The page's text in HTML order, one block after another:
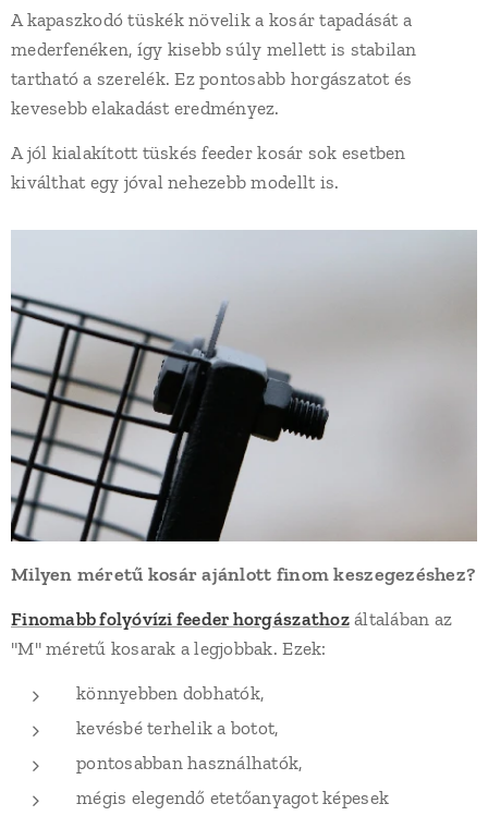
A kapaszkodó tüskék növelik a kosár tapadását a
mederfenéken, így kisebb súly mellett is stabilan
tartható a szerelék. Ez pontosabb horgászatot és
kevesebb elakadást eredményez.
A jól kialakított tüskés feeder kosár sok esetben
kiválthat egy jóval nehezebb modellt is.
Milyen méretű kosár ajánlott finom keszegezéshez?
Finomabb folyóvízi feeder horgászathozáltalában az
"M" méretű kosarak a legjobbak. Ezek:
könnyebben dobhatók,
kevésbé terhelik a botot,
pontosabban használhatók,
mégis elegendő etetőanyagot képesek